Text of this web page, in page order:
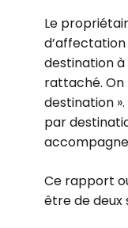
Le
destination à
rattaché.
destination
par
Ce rapport
être de deux